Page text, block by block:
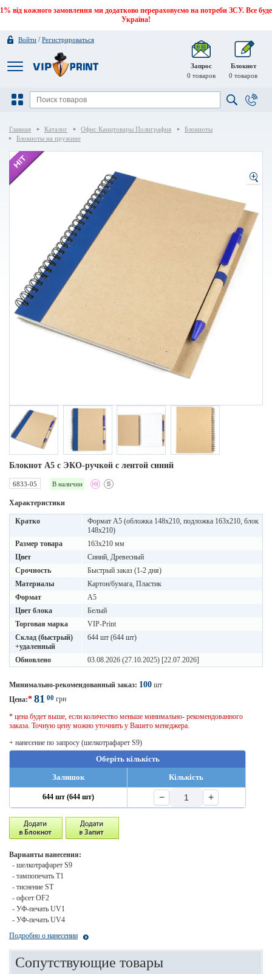
1% від кожного замовлення ми додатково перераховуємо на потреби ЗСУ. Все буде
Україна!
Войти /Регистрироваться
Запрос
0 товаров
Блокнот
0 товаров
Главная Каталог Офис Канцтовары Полиграфия
Блокноты
Блокноты на пружине
Блокнот A5 с ЭКО-ручкой с лентой синий
6833-05 В наличии
Характеристики
Кратко
Формат А5 (обложка 148х210, подложка 163х210, блок
148х210)
Размер товара
163х210 мм
Цвет
Синий, Древесный
Срочность
Быстрый заказ (1-2 дня)
Материалы
Картон/бумага, Пластик
Формат
A5
Цвет блока
Белый
Торговая марка
VIP-Print
Склад (быстрый)
+удаленный
644 шт (644 шт)
Обновлено 03.08.2026 (27.10.2025) [22.07.2026]
Минимально-рекомендованный заказ: 100 шт
Цена:* 81 00 грн
* цена будет выше, если количество меньше минимально- рекомендованного
заказа. Точную цену можно уточнить у Вашего менеджера.
+ нанесение по запросу (шелкотрафарет S9)
Оберіть кількість
Залишок
Кількість
644 шт (644 шт) − +
Варианты нанесения:
- шелкотрафарет S9
- тампопечать T1
- тиснение ST
- офсет OF2
- УФ-печать UV1
- УФ-печать UV4
Подробно о нанесении
Сопутствующие товары